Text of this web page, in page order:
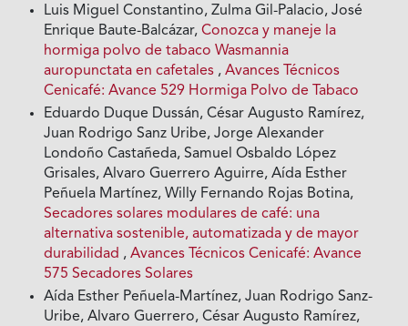
Luis Miguel Constantino, Zulma Gil-Palacio, José
Enrique Baute-Balcázar,Conozca y maneje la
hormiga polvo de tabaco Wasmannia
auropunctata en cafetales ,Avances Técnicos
Cenicafé: Avance 529 Hormiga Polvo de Tabaco
Eduardo Duque Dussán, César Augusto Ramírez,
Juan Rodrigo Sanz Uribe, Jorge Alexander
Londoño Castañeda, Samuel Osbaldo López
Grisales, Alvaro Guerrero Aguirre, Aída Esther
Peñuela Martínez, Willy Fernando Rojas Botina,
Secadores solares modulares de café: una
alternativa sostenible, automatizada y de mayor
durabilidad ,Avances Técnicos Cenicafé: Avance
575 Secadores Solares
Aída Esther Peñuela-Martínez, Juan Rodrigo Sanz-
Uribe, Alvaro Guerrero, César Augusto Ramírez,